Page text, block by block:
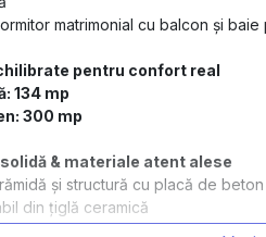
matrimonial cu balcon și
pentru confort real
134 mp
300 mp
& materiale atent alese
și structură cu placă de beton
din țiglă ceramică
eficientă cu polistiren